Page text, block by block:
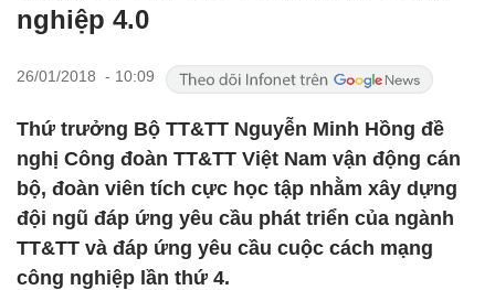
nghiệp 4.0
26/01/2018 - 10:09
Thứ trưởng Bộ TT&TT Nguyễn Minh Hồng đề
nghị Công đoàn TT&TT Việt Nam vận động cán
bộ, đoàn viên tích cực học tập nhằm xây dựng
đội ngũ đáp ứng yêu cầu phát triển của ngành
TT&TT và đáp ứng yêu cầu cuộc cách mạng
công nghiệp lần thứ 4.